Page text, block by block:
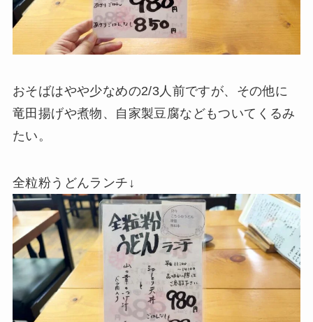
おそばはやや少なめの2/3人前ですが、その他に
竜田揚げや煮物、自家製豆腐などもついてくるみ
たい。
全粒粉うどんランチ↓